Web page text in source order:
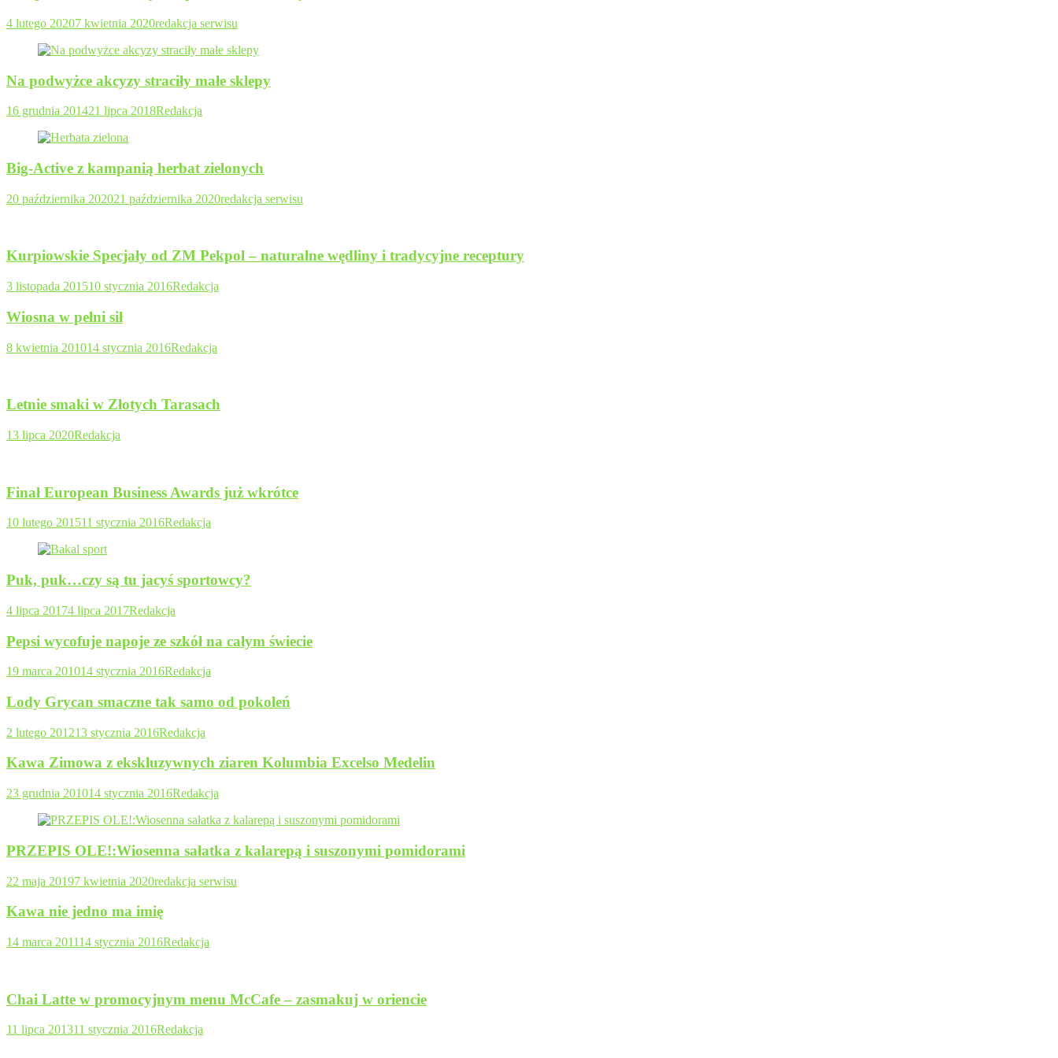
4 lutego 20207 kwietnia 2020redakcja serwisu
Na podwyżce akcyzy straciły małe sklepy
16 grudnia 201421 lipca 2018Redakcja
Big-Active z kampanią herbat zielonych
20 października 202021 października 2020redakcja serwisu
Kurpiowskie Specjały od ZM Pekpol – naturalne wędliny i tradycyjne receptury
3 listopada 201510 stycznia 2016Redakcja
Wiosna w pełni sił
8 kwietnia 201014 stycznia 2016Redakcja
Letnie smaki w Złotych Tarasach
13 lipca 2020Redakcja
Finał European Business Awards już wkrótce
10 lutego 201511 stycznia 2016Redakcja
Puk, puk…czy są tu jacyś sportowcy?
4 lipca 20174 lipca 2017Redakcja
Pepsi wycofuje napoje ze szkół na całym świecie
19 marca 201014 stycznia 2016Redakcja
Lody Grycan smaczne tak samo od pokoleń
2 lutego 201213 stycznia 2016Redakcja
Kawa Zimowa z ekskluzywnych ziaren Kolumbia Excelso Medelin
23 grudnia 201014 stycznia 2016Redakcja
PRZEPIS OLE!:Wiosenna sałatka z kalarepą i suszonymi pomidorami
22 maja 20197 kwietnia 2020redakcja serwisu
Kawa nie jedno ma imię
14 marca 201114 stycznia 2016Redakcja
Chai Latte w promocyjnym menu McCafe – zasmakuj w oriencie
11 lipca 201311 stycznia 2016Redakcja